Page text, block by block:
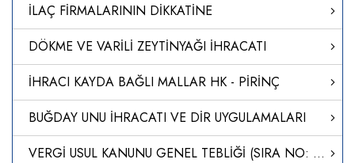
İLAÇ FİRMALARININ DİKKATİNE
DÖKME VE VARİLİ ZEYTİNYAĞI İHRACATI
İHRACI KAYDA BAĞLI MALLAR HK - PİRİNÇ
BUĞDAY UNU İHRACATI VE DİR UYGULAMALARI
VERGİ USUL KANUNU GENEL TEBLİĞİ (SIRA NO: 435)'NDE DEĞİŞİKLİK YAPILMASINA DAİR TEBLİĞ (SIRA NO: 562)